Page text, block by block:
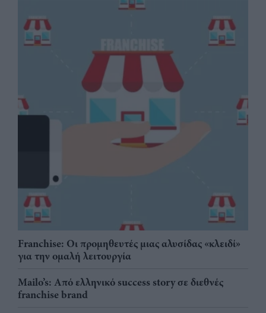
Franchise: Οι προμηθευτές μιας αλυσίδας «κλειδί»
για την ομαλή λειτουργία
Mailo’s: Από ελληνικό success story σε διεθνές
franchise brand